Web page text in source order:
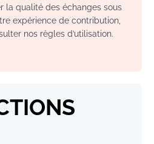
la qualité des échanges sous
expérience de contribution,
nos règles d’utilisation.